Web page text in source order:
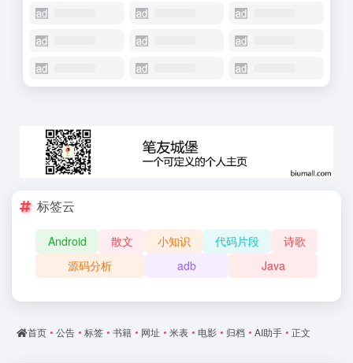
标签云
Android 散文 小知识 代码片段
诗歌
源码分析
adb Java
首页 • 公告 • 标签 • 书籍 • 网址 • 米表 • 电影 • 归档 • AI助手 • 正文